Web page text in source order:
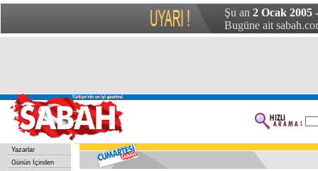
Şu an 2 Ocak 2005
Bugüne ait
Yazarlar
Günün İçinden